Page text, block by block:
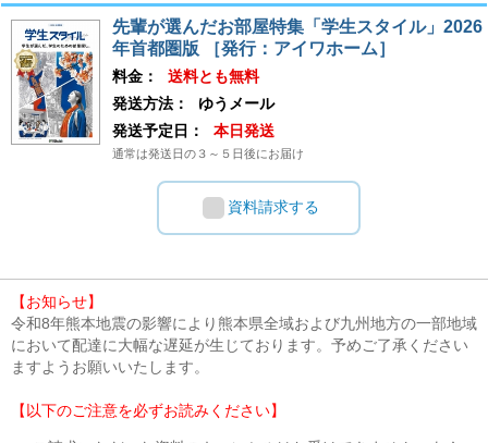
先輩が選んだお部屋特集「学生スタイル」2026
年首都圏版 ［発行：アイワホーム］
料金：
送料とも無料
発送方法：
ゆうメール
発送予定日：
本日発送
通常は発送日の３～５日後にお届け
資料請求する
【お知らせ】
令和8年熊本地震の影響により熊本県全域および九州地方の一部地域
において配達に大幅な遅延が生じております。予めご了承ください
ますようお願いいたします。
【以下のご注意を必ずお読みください】